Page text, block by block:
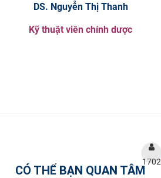
DS. Nguyễn Thị Thanh
Kỹ thuật viên chính dược
1702
CÓ THỂ BẠN QUAN TÂM